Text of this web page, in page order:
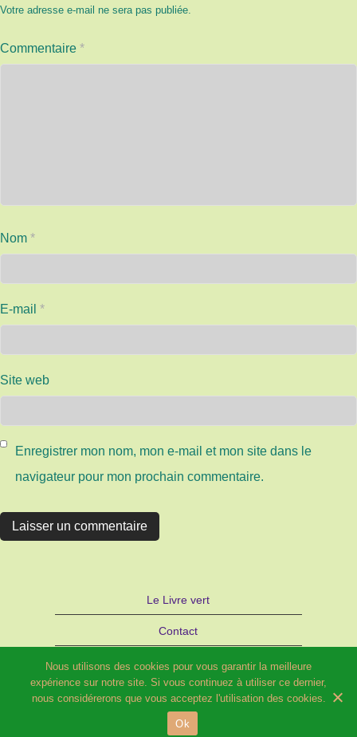
Votre adresse e-mail ne sera pas publiée.
Commentaire *
Nom *
E-mail *
Site web
Enregistrer mon nom, mon e-mail et mon site dans le
navigateur pour mon prochain commentaire.
Le Livre vert
Contact
Autre site d’Hélène SCHILD : Bijoux
STRATAGEMME – PARIS
Nous utilisons des cookies pour vous garantir la meilleure
expérience sur notre site. Si vous continuez à utiliser ce dernier,
nous considérerons que vous acceptez l'utilisation des cookies.
Ok